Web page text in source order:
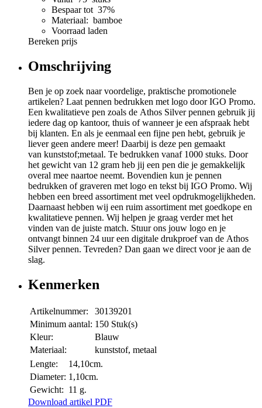
Bespaar tot 37%
Materiaal: bamboe
Voorraad laden
Bereken prijs
Omschrijving
Ben je op zoek naar voordelige, praktische promotionele
artikelen? Laat pennen bedrukken met logo door IGO Promo.
Een kwalitatieve pen zoals de Athos Silver pennen gebruik jij
iedere dag op kantoor, thuis of wanneer je een afspraak hebt
bij klanten. En als je eenmaal een fijne pen hebt, gebruik je
liever geen andere meer! Daarbij is deze pen gemaakt
van kunststof;metaal. Te bedrukken vanaf 1000 stuks. Door
het gewicht van 12 gram heb jij een pen die je gemakkelijk
overal mee naartoe neemt. Bovendien kun je pennen
bedrukken of graveren met logo en tekst bij IGO Promo. Wij
hebben een breed assortiment met veel opdrukmogelijkheden.
Daarnaast hebben wij een ruim assortiment met goedkope en
kwalitatieve pennen. Wij helpen je graag verder met het
vinden van de juiste match. Stuur ons jouw logo en je
ontvangt binnen 24 uur een digitale drukproef van de Athos
Silver pennen. Tevreden? Dan gaan we direct voor je aan de
slag.
Kenmerken
Artikelnummer:
30139201
Minimum aantal: 150 Stuk(s)
Kleur:
Blauw
Materiaal:
kunststof, metaal
Lengte:
14,10cm.
Diameter: 1,10cm.
Gewicht: 11 g.
Download artikel PDF